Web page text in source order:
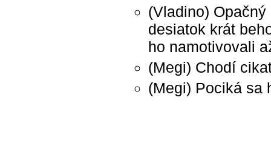
(Vladino)
desiatok krát
ho namotivovali
(Megi) Chodí
(Megi) Pociká sa